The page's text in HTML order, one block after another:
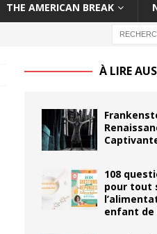
THE AMERICAN BREAK
À LIRE
108
pour tout
enfant de